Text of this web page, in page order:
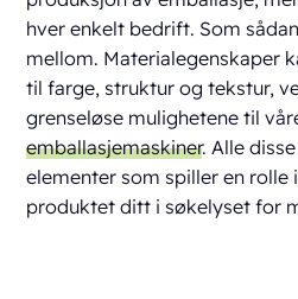
hver enkelt bedrift. Som
mellom. Materialegenskaper
til farge, struktur og tekstur,
grenseløse mulighetene til
emballasjemaskiner. Alle
elementer som spiller en rolle
produktet ditt i søkelyset for